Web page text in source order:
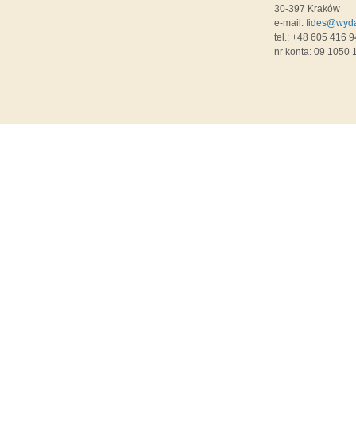
30-397 Kraków
e-mail:
tel.: +48 605 416
nr konta: 09 1050